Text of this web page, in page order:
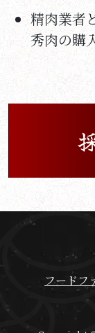
精肉業者
秀肉の購
フードフ